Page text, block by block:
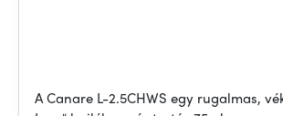
A Canare L-2.5CHWS egy rugalmas,